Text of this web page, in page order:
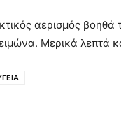
αερισμός βοηθά
Μερικά λεπτά